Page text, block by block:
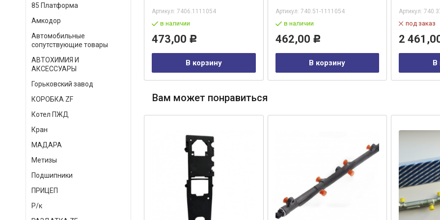
85 Платформа
Амкодор
Автомобильные
сопутствующие товары
АВТОХИМИЯ И
АКСЕССУАРЫ
Горьковский завод
КОРОБКА ZF
Котел ПЖД
Кран
МАДАРА
Метизы
Подшипники
ПРИЦЕП
Р/к
7406-1005534
в наличии
6 107,00 Р
В корзину
Артикул: 7406.1111054
в наличии
473,00 Р
В корзину
Артикул: 740.51-1111054
в наличии
462,00 Р
В корзину
Артикул:
под заказ
2
В
Вам может понравиться